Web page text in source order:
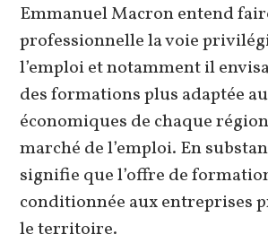
Emmanuel Macron entend
professionnelle la voie
l’emploi et notamment il
des formations plus adaptée
économiques de chaque
marché de l’emploi. En
signifie que l’offre de
conditionnée aux entreprises
le territoire.